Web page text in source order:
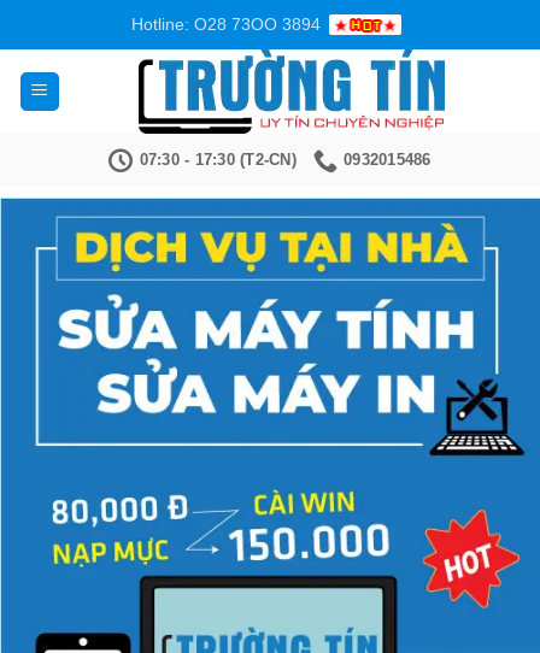
nội
dung
Hotline: O28 73OO 3894
07:30 - 17:30 (T2-CN) 0932015486